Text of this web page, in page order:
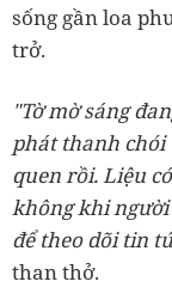
sống gần loa
trở.
"Tờ mờ sáng
phát thanh chói
quen rồi. Liệu
không khi
để theo dõi tin
than thở.